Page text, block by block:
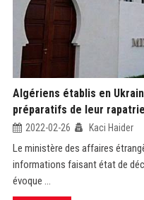
Algériens établis en
préparatifs de leur
2022-02-26 Kaci Haider
Le ministère des affaires
informations faisant état de
évoque ...